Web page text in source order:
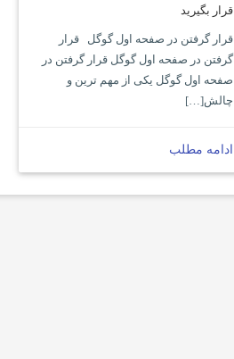
قرار بگیرید
قرار گرفتن در صفحه اول گوگل قرار
گرفتن در صفحه اول گوگل قرار گرفتن در
صفحه اول گوگل یکی از مهم ترین و
چالش[…]
ادامه مطلب